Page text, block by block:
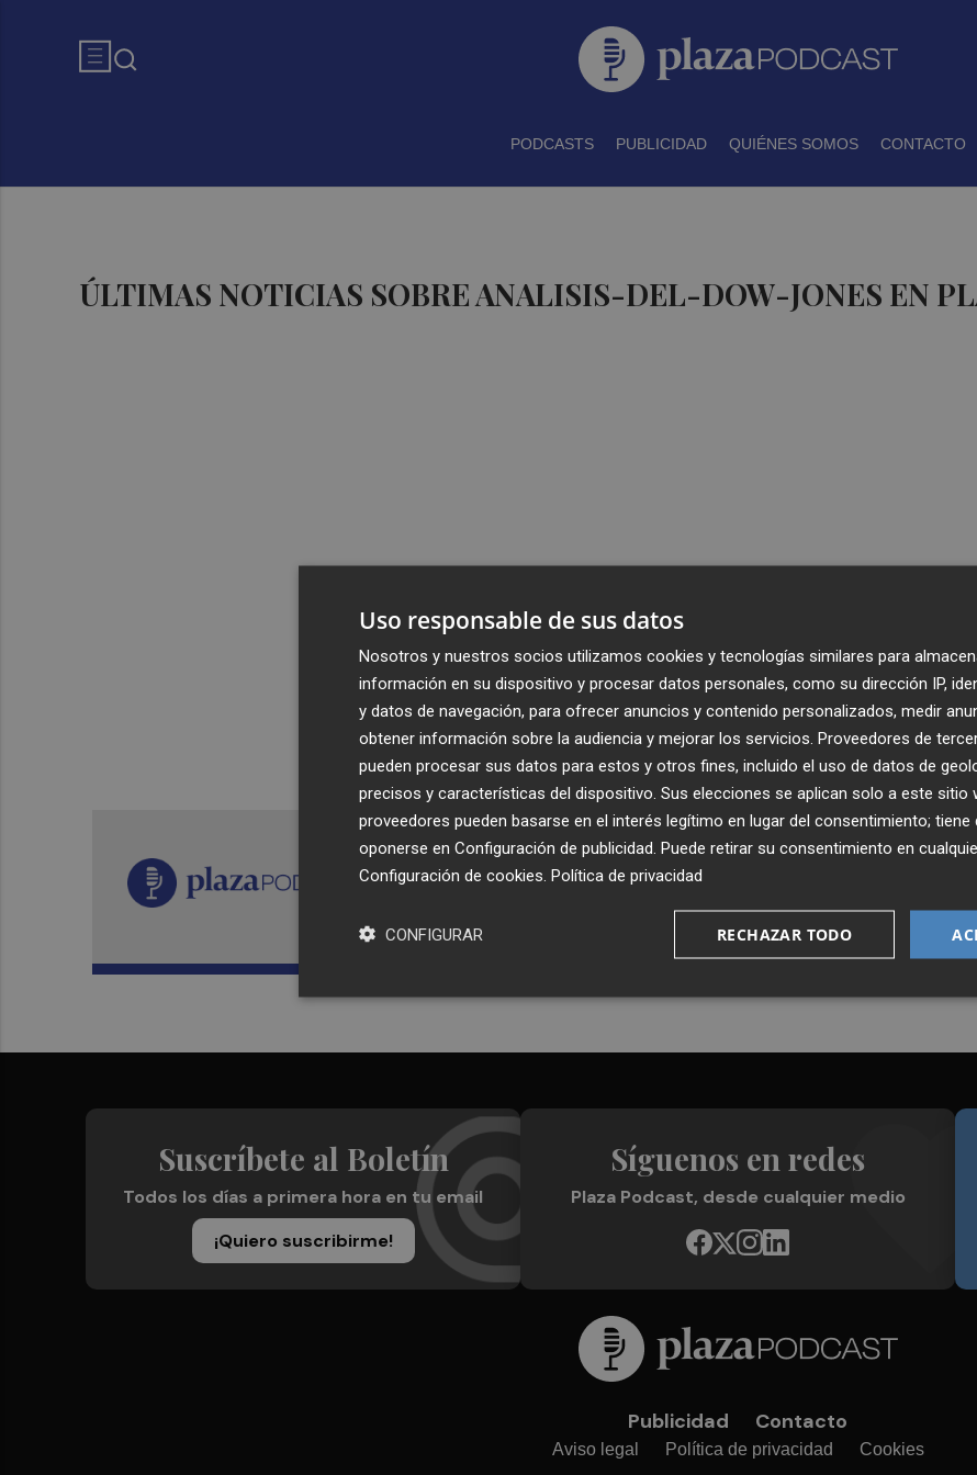
PODCASTS PUBLICIDAD QUIÉNES SOMOS CONTACTO
ÚLTIMAS NOTICIAS SOBRE ANALISIS-DEL-DOW-JONES EN
Recibe toda la actualidad de
Plaza Podcast en tu correo
Suscríbete al Boletín
Todos los días a primera hora en tu email
¡Quiero suscribirme!
Síguenos en redes
Plaza Podcast, desde cualquier medio
Publicidad Contacto
Aviso legal Política de privacidad Cookies
Uso responsable de sus datos
Nosotros y nuestros socios utilizamos cookies y tecnologías similares para
información en su dispositivo y procesar datos personales, como su dirección IP,
y datos de navegación, para ofrecer anuncios y contenido personalizados, medir
obtener información sobre la audiencia y mejorar los servicios. Proveedores de
pueden procesar sus datos para estos y otros fines, incluido el uso de datos de
precisos y características del dispositivo. Sus elecciones se aplican solo a este sitio
proveedores pueden basarse en el interés legítimo en lugar del consentimiento; tiene
oponerse en Configuración de publicidad . Puede retirar su consentimiento en
Configuración de cookies Política de privacidad
RECHAZAR TODO
CONFIGURAR